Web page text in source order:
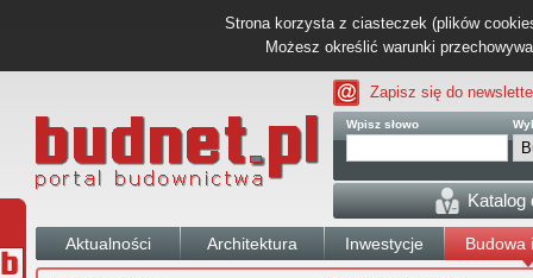
Strona korzysta z ciasteczek (plików
Możesz określić warunki
Zapisz się do
Wpisz słowo
Katalog
Aktualności Architektura Inwestycje Budowa